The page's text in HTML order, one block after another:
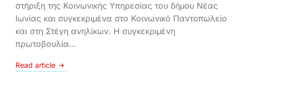
στήριξη της Κοινωνικής Υπηρεσίας του δήμου Νέας
Ιωνίας και συγκεκριμένα στο Κοινωνικό Παντοπωλείο
και στη Στέγη ανηλίκων. Η συγκεκριμένη
πρωτοβουλία…
Read article